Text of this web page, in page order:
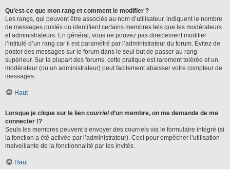
Qu’est-ce que mon rang et comment le modifier ?
Les rangs, qui peuvent être associés au nom d’utilisateur, indiquent le nombre
de messages postés ou identifient certains membres tels que les modérateurs
et administrateurs. En général, vous ne pouvez pas directement modifier
l’intitulé d’un rang car il est paramétré par l’administrateur du forum. Évitez de
poster des messages sur le forum dans le seul but de passer au rang
supérieur. Sur la plupart des forums, cette pratique est rarement tolérée et un
modérateur (ou un administrateur) peut facilement abaisser votre compteur de
messages.
Haut
Lorsque je clique sur le lien courrield’un membre, on me demande de me
connecter !?
Seuls les membres peuvent s’envoyer des courriels via le formulaire intégré (si
la fonction a été activée par l’administrateur). Ceci pour empêcher l’utilisation
malveillante de la fonctionnalité par les invités.
Haut